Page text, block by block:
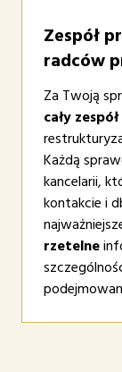
Zespół
radców
Za Twoją
cały
Każdą
kancelarii,
kontakcie i
rzetelne